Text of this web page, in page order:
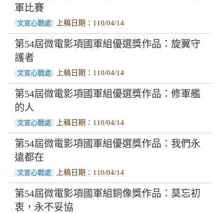
軍比賽
文宣心戰處 上稿日期：110/04/14
第54屆微電影項國軍組優選獎作品：旋翼守
護者
文宣心戰處 上稿日期：110/04/14
第54屆微電影項國軍組優選獎作品：修軍艦
的人
文宣心戰處 上稿日期：110/04/14
第54屆微電影項國軍組優選獎作品：我們永
遠都在
文宣心戰處 上稿日期：110/04/14
第54屆微電影項國軍組銅像獎作品：莫忘初
衷，永不妥協